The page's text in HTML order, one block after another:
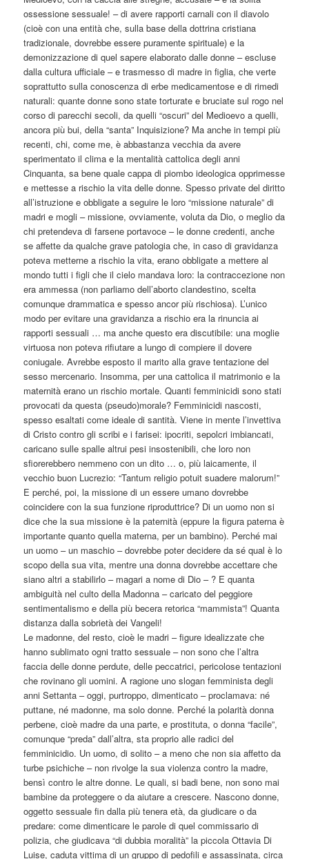
ossessione sessuale! – di avere rapporti carnali con il diavolo
(cioè con una entità che, sulla base della dottrina cristiana
tradizionale, dovrebbe essere puramente spirituale) e la
demonizzazione di quel sapere elaborato dalle donne – escluse
dalla cultura ufficiale – e trasmesso di madre in figlia, che verte
soprattutto sulla conoscenza di erbe medicamentose e di rimedi
naturali: quante donne sono state torturate e bruciate sul rogo nel
corso di parecchi secoli, da quelli “oscuri” del Medioevo a quelli,
ancora più bui, della “santa” Inquisizione? Ma anche in tempi più
recenti, chi, come me, è abbastanza vecchia da avere
sperimentato il clima e la mentalità cattolica degli anni
Cinquanta, sa bene quale cappa di piombo ideologica opprimesse
e mettesse a rischio la vita delle donne. Spesso private del diritto
all’istruzione e obbligate a seguire le loro “missione naturale” di
madri e mogli – missione, ovviamente, voluta da Dio, o meglio da
chi pretendeva di farsene portavoce – le donne credenti, anche
se affette da qualche grave patologia che, in caso di gravidanza
poteva metterne a rischio la vita, erano obbligate a mettere al
mondo tutti i figli che il cielo mandava loro: la contraccezione non
era ammessa (non parliamo dell’aborto clandestino, scelta
comunque drammatica e spesso ancor più rischiosa). L’unico
modo per evitare una gravidanza a rischio era la rinuncia ai
rapporti sessuali … ma anche questo era discutibile: una moglie
virtuosa non poteva rifiutare a lungo di compiere il dovere
coniugale. Avrebbe esposto il marito alla grave tentazione del
sesso mercenario. Insomma, per una cattolica il matrimonio e la
maternità erano un rischio mortale. Quanti femminicidi sono stati
provocati da questa (pseudo)morale? Femminicidi nascosti,
spesso esaltati come ideale di santità. Viene in mente l’invettiva
di Cristo contro gli scribi e i farisei: ipocriti, sepolcri imbiancati,
caricano sulle spalle altrui pesi insostenibili, che loro non
sfiorerebbero nemmeno con un dito … o, più laicamente, il
vecchio buon Lucrezio: “Tantum religio potuit suadere malorum!”
E perché, poi, la missione di un essere umano dovrebbe
coincidere con la sua funzione riproduttrice? Di un uomo non si
dice che la sua missione è la paternità (eppure la figura paterna è
importante quanto quella materna, per un bambino). Perché mai
un uomo – un maschio – dovrebbe poter decidere da sé qual è lo
scopo della sua vita, mentre una donna dovrebbe accettare che
siano altri a stabilirlo – magari a nome di Dio – ? E quanta
ambiguità nel culto della Madonna – caricato del peggiore
sentimentalismo e della più becera retorica “mammista”! Quanta
distanza dalla sobrietà dei Vangeli!
Le madonne, del resto, cioè le madri – figure idealizzate che
hanno sublimato ogni tratto sessuale – non sono che l’altra
faccia delle donne perdute, delle peccatrici, pericolose tentazioni
che rovinano gli uomini. A ragione uno slogan femminista degli
anni Settanta – oggi, purtroppo, dimenticato – proclamava: né
puttane, né madonne, ma solo donne. Perché la polarità donna
perbene, cioè madre da una parte, e prostituta, o donna “facile”,
comunque “preda” dall’altra, sta proprio alle radici del
femminicidio. Un uomo, di solito – a meno che non sia affetto da
turbe psichiche – non rivolge la sua violenza contro la madre,
bensì contro le altre donne. Le quali, si badi bene, non sono mai
bambine da proteggere o da aiutare a crescere. Nascono donne,
oggetto sessuale fin dalla più tenera età, da giudicare o da
predare: come dimenticare le parole di quel commissario di
polizia, che giudicava “di dubbia moralità” la piccola Ottavia Di
Luise, caduta vittima di un gruppo di pedofili e assassinata, circa